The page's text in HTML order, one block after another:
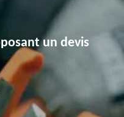
un devis